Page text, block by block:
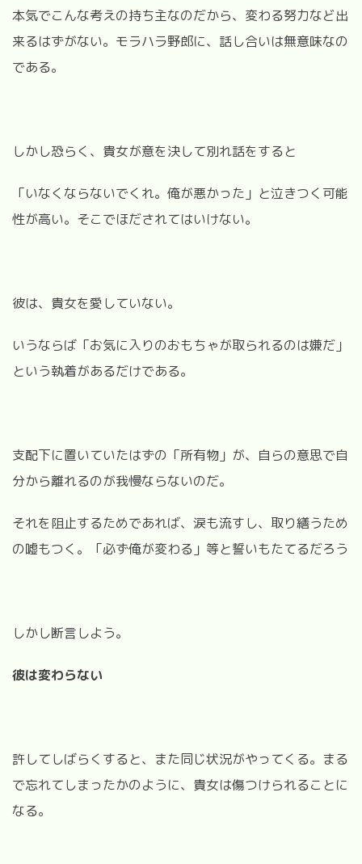
本気でこんな考えの持ち主なのだから、変わる努力など出
来るはずがない。モラハラ野郎に、話し合いは無意味なの
である。
しかし恐らく、貴女が意を決して別れ話をすると
「いなくならないでくれ。俺が悪かった」と泣きつく可能
性が高い。そこでほだされてはいけない。
彼は、貴女を愛していない。
いうならば「お気に入りのおもちゃが取られるのは嫌だ」
という執着があるだけである。
支配下に置いていたはずの「所有物」が、自らの意思で自
分から離れるのが我慢ならないのだ。
それを阻止するためであれば、涙も流すし、取り繕うため
の嘘もつく。「必ず俺が変わる」等と誓いもたてるだろう
しかし断言しよう。
彼は変わらない
許してしばらくすると、また同じ状況がやってくる。まる
で忘れてしまったかのように、貴女は傷つけられることに
なる。